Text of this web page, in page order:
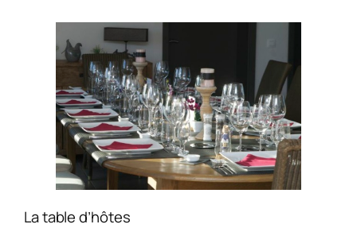
La table d’hôtes